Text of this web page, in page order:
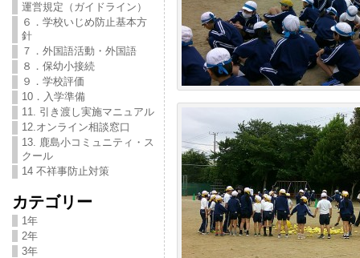
運営規定（ガイドライン）
６．学校いじめ防止基本方
針
７．外国語活動・外国語
８．保幼小接続
９．学校評価
10．入学準備
11. 引き渡し実施マニュアル
12.オンライン相談窓口
13. 鹿島小コミュニティ・ス
クール
14 不祥事防止対策
カテゴリー
1年
2年
3年